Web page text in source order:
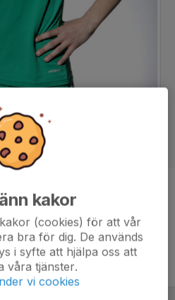
kakor
(cookies) för att vår
bra för dig. De används
i syfte att hjälpa oss att
våra tjänster.
vi cookies